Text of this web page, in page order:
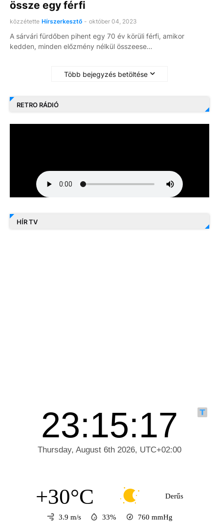
össze egy férfi
közzétette Hírszerkesztő - október 04, 2023
A sárvári fürdőben pihent egy 70 év körüli férfi, amikor
kedden, minden előzmény nélkül összeese…
Több bejegyzés betöltése
RETRO RÁDIÓ
HÍR TV
+30°C Derűs
3.9 m/s 33% 760 mmHg